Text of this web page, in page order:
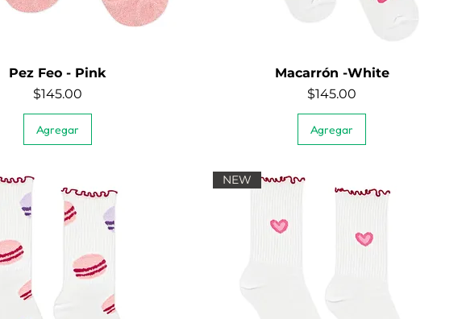
Quick View
Pez Feo - Pink
Price
$145.00
Agregar
Quick View
Macarrón -White
Price
$145.00
Agregar
NEW